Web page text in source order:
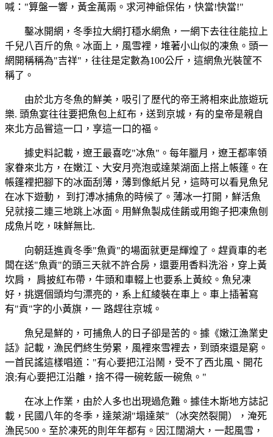
喊："算盤一響，黃金萬兩。求河神爺保佑，快當!快當!"
鑿冰開網，冬季拉大網打穩水網魚，一網下去往往能拉上
千兒八百斤的魚。冰面上，風雪裡，堆著小山似的凍魚。頭一
網開稱稱為"吉祥"，往往是定數為100公斤，這網魚光裝筐不
稱了。
由於北方冬魚的鮮美，吸引了歷代的帝王將相來此旅遊玩
樂. 頭魚宴往往要把魚包上紅布，送到京城，有的皇帝是親自
來北方品嘗這一口，享這一口的福。
據史料記載，遼王最喜吃"冰魚"。每年臘月，遼王都率領
家眷來北方，在嫩江、大安月亮泡或達萊湖面上搭上帳篷。在
帳篷裡把腳下的冰面刮薄，薄到像紙片兒，這時可以看見魚兒
在冰下遊動， 到打溥冰捕魚的時候了。薄冰一打開，鮮活魚
兒就接二連三地跳上冰面。用鮮魚製成佳餚或用鉋子把凍魚刨
成魚片吃，味鮮無比.
向朝廷進貢冬季"魚貢"的場面就更是輝煌了。趕貢車的老
闆在送"魚貢"的頭三天就不許合房，還要用香料洗浴，穿上黃
坎肩， 肩披紅布帶，牛頭和車輟上也要系上黃絞。魚兒凍
好，挑選個頭均勻漂亮的，系上紅綾裝在車上。車上插著寫
有"貢"字的小黃旗，一 路趕往京城。
魚兒是鮮的，可捕魚人的日子卻是苦的。據《嫩江漁業史
話》記載，漁民們終生勞累，風裡來雪裡去，到頭來還是窮。
一首民謠這樣唱道："有心要把江沿鬧，受不了西北風、開花
浪;有心要把江沿離，捨不得一碗乾飯一碗魚。"
在冰上作業，由於人多也出現過危難。據佳木斯地方誌記
載，民國八年的冬季，達萊湖"塌達萊"（冰突然裂開），淹死
漁民500。至於凍死的則年年都有。因江闊湖大，一起風雪，